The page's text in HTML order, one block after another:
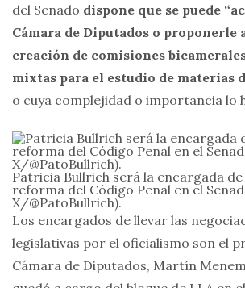
del Senado dispone que se puede
Cámara de Diputados o proponerle
creación de comisiones
mixtas para el estudio de materias
o cuya complejidad o importancia lo
Patricia Bullrich será la encargada
reforma del Código Penal en el
X/@PatoBullrich).
Los encargados de llevar las
legislativas por el oficialismo son el
Cámara de Diputados, Martín